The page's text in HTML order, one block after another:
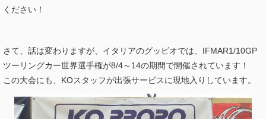
ください！
さて、話は変わりますが、イタリアのグッビオでは、IFMAR1/10GP
ツーリングカー世界選手権が8/4～14の期間で開催されています！
この大会にも、KOスタッフが出張サービスに現地入りしています。